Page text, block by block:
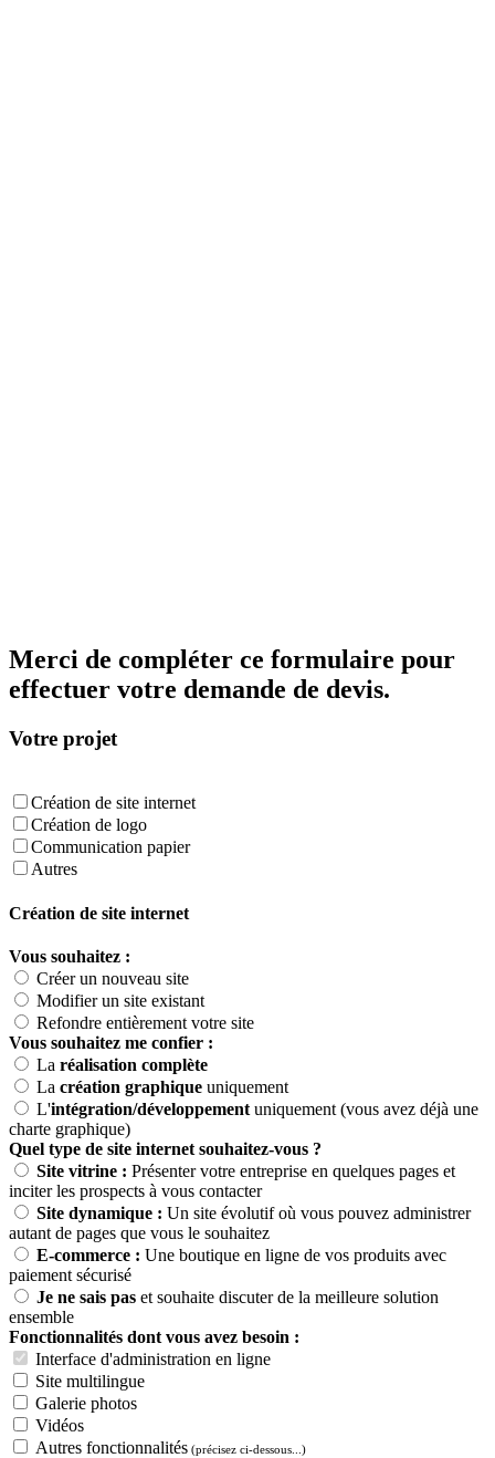
Merci de compléter ce formulaire pour
effectuer votre demande de devis.
Votre projet
Création de site internet
Création de logo
Communication papier
Autres
Création de site internet
Vous souhaitez :
Créer un nouveau site
Modifier un site existant
Refondre entièrement votre site
Vous souhaitez me confier :
La réalisation complète
La création graphique uniquement
L'intégration/développement uniquement (vous avez déjà une
charte graphique)
Quel type de site internet souhaitez-vous ?
Site vitrine : Présenter votre entreprise en quelques pages et
inciter les prospects à vous contacter
Site dynamique : Un site évolutif où vous pouvez administrer
autant de pages que vous le souhaitez
E-commerce : Une boutique en ligne de vos produits avec
paiement sécurisé
Je ne sais pas et souhaite discuter de la meilleure solution
ensemble
Fonctionnalités dont vous avez besoin :
Interface d'administration en ligne
Site multilingue
Galerie photos
Vidéos
Autres fonctionnalités (précisez ci-dessous...)